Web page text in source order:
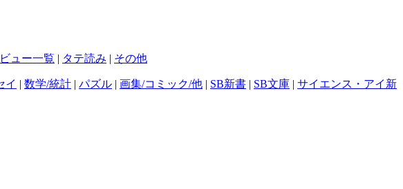
ュー一覧 | タテ読み | その他
イ | 数学/統計 | パズル | 画集/コミック/他 | SB新書 | SB文庫 | サイエンス・アイ新